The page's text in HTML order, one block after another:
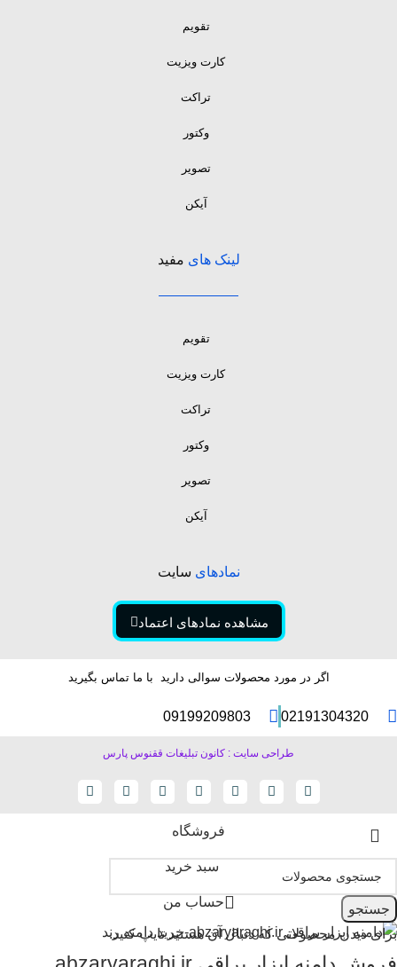
تقویم
کارت ویزیت
تراکت
وکتور
تصویر
آیکن
لینک های مفید
تقویم
کارت ویزیت
تراکت
وکتور
تصویر
آیکن
نمادهای سایت
مشاهده نمادهای اعتماد
اگر در مورد محصولات سوالی دارید با ما تماس بگیرید
02191304320
09199209803
طراحی سایت : کانون تبلیغات ققنوس پارس
جستجو
برای دیدن محصولاتی که دنبال آن هستید تایپ کنید.
فروشگاه
سبد خرید
حساب من